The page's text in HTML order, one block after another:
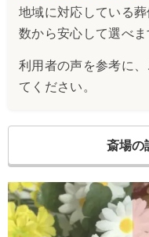
地域に対応している
数から安心して選べま
利用者の声を参考に
てください。
斎場の